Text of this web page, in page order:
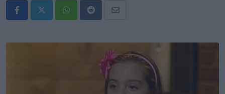
WhatsappRedditShare
Email